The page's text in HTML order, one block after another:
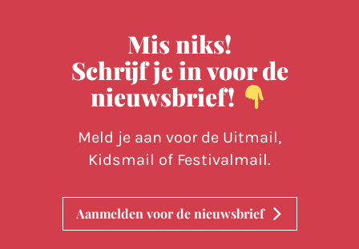
Mis niks!
Schrijf je in voor de
nieuwsbrief!
Meld je aan voor de Uitmail,
Kidsmail of Festivalmail.
Aanmelden voor de nieuwsbrief